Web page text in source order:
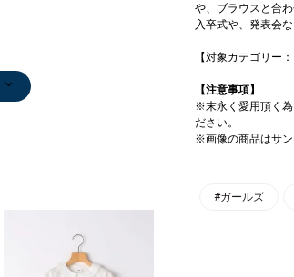
バレエシュー
ズ/フラットシ
ジャケット
￥17,600
￥
ジャケット
￥17,600
カチューシャ
￥2,750
ジャケット
￥17,600
ジャケット
￥17,600
ソックス
￥748
ソックス
￥1,320
、ブラウスと合わ
入卒式や、発表会
【対象カテゴリー
【注意事項】
※末永く愛用頂く為
ださい。
※画像の商品はサン
#ガールズ